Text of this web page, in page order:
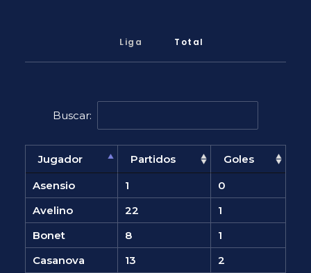
Liga Total
Buscar:
Jugador Partidos
Goles
Asensio
1
0
Avelino
22
1
Bonet
8
1
Casanova
13
2